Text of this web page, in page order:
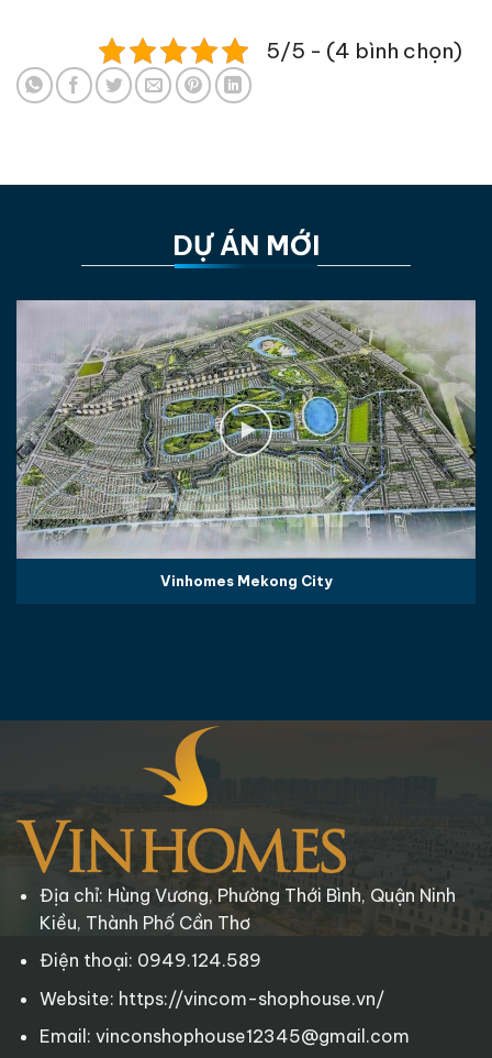
5/5 - (4 bình chọn)
DỰ ÁN MỚI
Vinhomes Mekong City
Địa chỉ: Hùng Vương, Phường Thới Bình, Quận Ninh
Kiều, Thành Phố Cần Thơ
Điện thoại: 0949.124.589
Website: https://vincom-shophouse.vn/
Email: vinconshophouse12345@gmail.com